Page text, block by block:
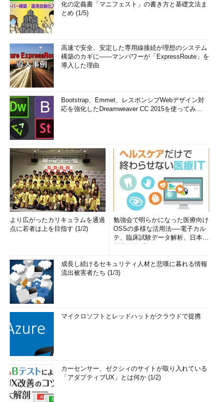
化の定義書「マニフェスト」の書き方と基礎文法ま
とめ (1/5)
高速で安全、安定した専用線接続が理想のシステム
構築のカギに――マンパワーが「ExpressRoute」を
導入した理由
Bootstrap、Emmet、レスポンシブWebデザイン対
応を強化したDreamweaver CC 2015を使ってみ...
より広がったカリキュラムを通過
点に若者は上を目指す (1/2)
勉強会で明らかになった医療向け
OSSの多様な活用法──電子カル
テ、臨床試験データ解析、日本語
成長し続けるセキュリティ人材と悲嘆に暮れる情報
流出被害者たち (1/3)
マイクロソフトとレッドハットがクラウドで提携
カーセンサー、ゼクシィのサイトが取り入れている
「アダプティブUX」とは何か (1/2)